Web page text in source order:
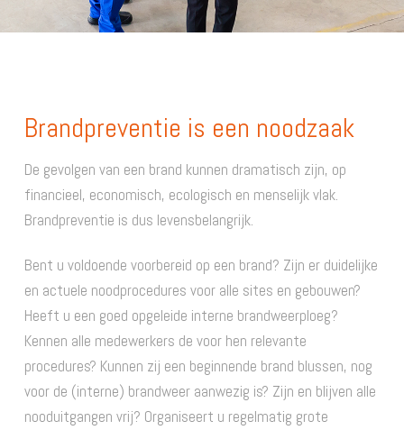
Brandpreventie is een noodzaak
De gevolgen van een brand kunnen dramatisch zijn, op
financieel, economisch, ecologisch en menselijk vlak.
Brandpreventie is dus levensbelangrijk.
Bent u voldoende voorbereid op een brand? Zijn er duidelijke
en actuele noodprocedures voor alle sites en gebouwen?
Heeft u een goed opgeleide interne brandweerploeg?
Kennen alle medewerkers de voor hen relevante
procedures? Kunnen zij een beginnende brand blussen, nog
voor de (interne) brandweer aanwezig is? Zijn en blijven alle
nooduitgangen vrij? Organiseert u regelmatig grote